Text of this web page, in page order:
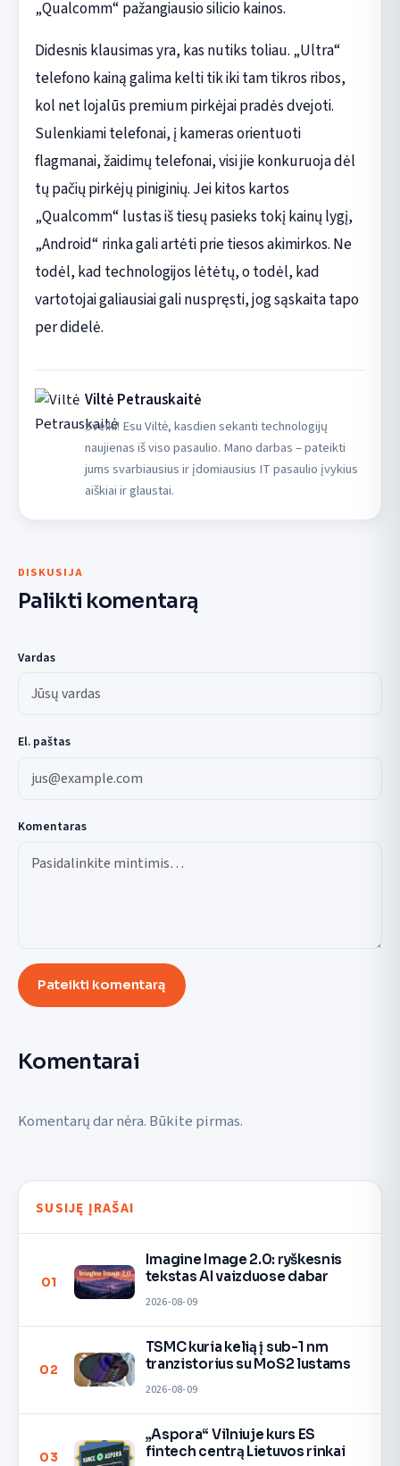
„Qualcomm“ pažangiausio silicio kainos.
Didesnis klausimas yra, kas nutiks toliau. „Ultra“
telefono kainą galima kelti tik iki tam tikros ribos,
kol net lojalūs premium pirkėjai pradės dvejoti.
Sulenkiami telefonai, į kameras orientuoti
flagmanai, žaidimų telefonai, visi jie konkuruoja dėl
tų pačių pirkėjų piniginių. Jei kitos kartos
„Qualcomm“ lustas iš tiesų pasieks tokį kainų lygį,
„Android“ rinka gali artėti prie tiesos akimirkos. Ne
todėl, kad technologijos lėtėtų, o todėl, kad
vartotojai galiausiai gali nuspręsti, jog sąskaita tapo
per didelė.
Viltė Petrauskaitė
Sveiki! Esu Viltė, kasdien sekanti technologijų
naujienas iš viso pasaulio. Mano darbas – pateikti
jums svarbiausius ir įdomiausius IT pasaulio įvykius
aiškiai ir glaustai.
DISKUSIJA
Palikti komentarą
Vardas
El. paštas
Komentaras
Pateikti komentarą
Komentarai
Komentarų dar nėra. Būkite pirmas.
SUSIJĘ ĮRAŠAI
01
Imagine Image 2.0: ryškesnis
tekstas AI vaizduose dabar
2026-08-09
02
TSMC kuria kelią į sub-1 nm
tranzistorius su MoS2 lustams
2026-08-09
03
„Aspora“ Vilniuje kurs ES
fintech centrą Lietuvos rinkai